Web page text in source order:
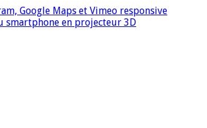
Google Maps et Vimeo responsive
en projecteur 3D